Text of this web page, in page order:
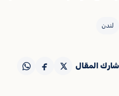
لندن
شارك المقال